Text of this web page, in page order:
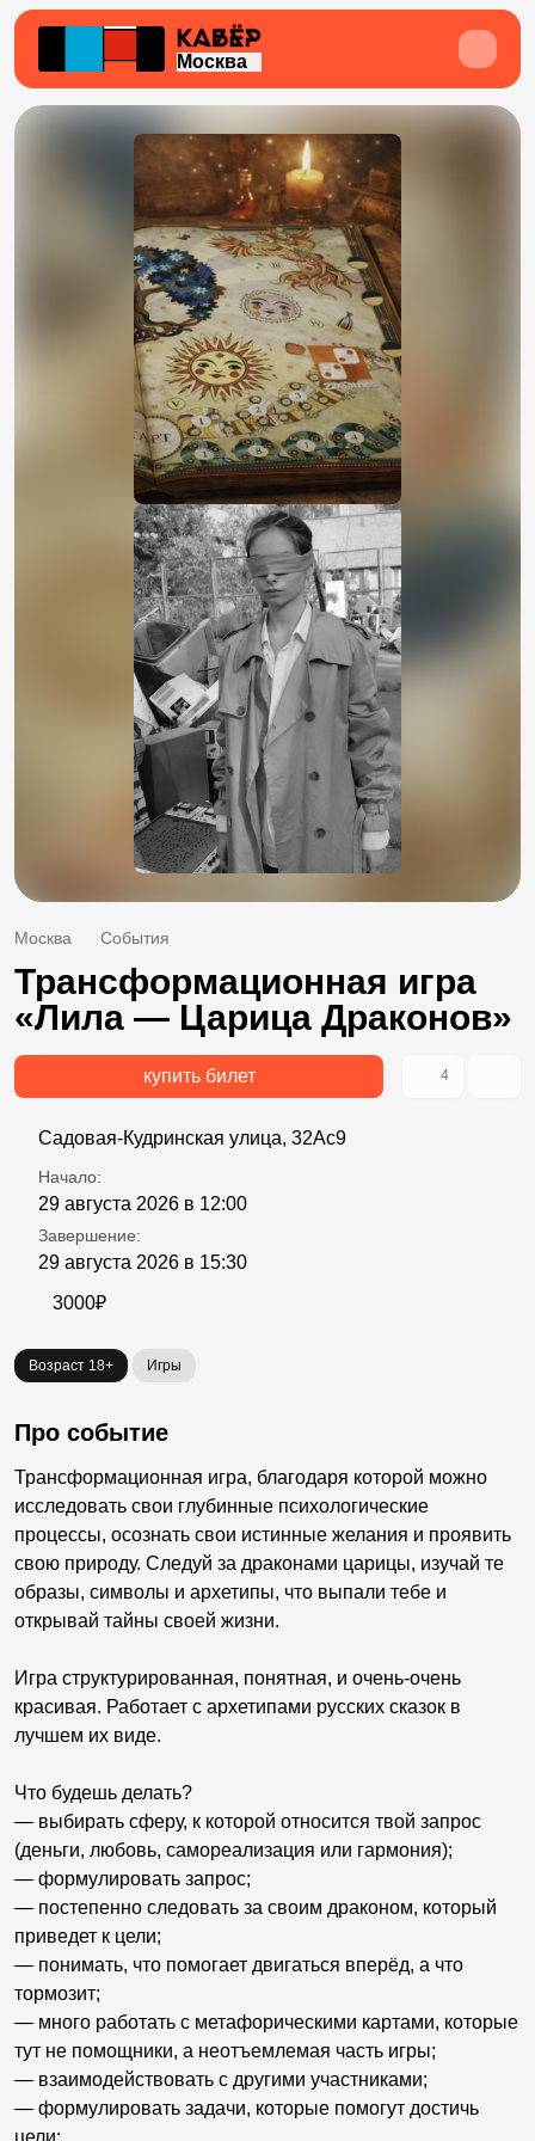
Москва
Москва События
Трансформационная игра
«Лила — Царица Драконов»
купить билет 4
Садовая-Кудринская улица, 32Ас9
Начало:
29 августа 2026 в 12:00
Завершение:
29 августа 2026 в 15:30
3000₽
Возраст 18+ Игры
Про событие
Трансформационная игра, благодаря которой можно
исследовать свои глубинные психологические
процессы, осознать свои истинные желания и проявить
свою природу. Следуй за драконами царицы, изучай те
образы, символы и архетипы, что выпали тебе и
открывай тайны своей жизни.
Игра структурированная, понятная, и очень-очень
красивая. Работает с архетипами русских сказок в
лучшем их виде.
Что будешь делать?
— выбирать сферу, к которой относится твой запрос
(деньги, любовь, самореализация или гармония);
— формулировать запрос;
— постепенно следовать за своим драконом, который
приведет к цели;
— понимать, что помогает двигаться вперёд, а что
тормозит;
— много работать с метафорическими картами, которые
тут не помощники, а неотъемлемая часть игры;
— взаимодействовать с другими участниками;
— формулировать задачи, которые помогут достичь
цели;